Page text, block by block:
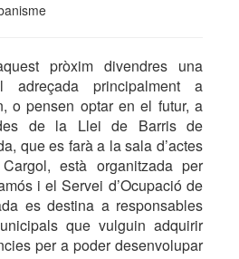
pròxim divendres una
adreçada principalment a
o pensen optar en el futur, a
de la Llei de Barris de
que es farà a la sala d’actes
està organitzada per
i el Servei d’Ocupació de
es destina a responsables
que vulguin adquirir
per a poder desenvolupar